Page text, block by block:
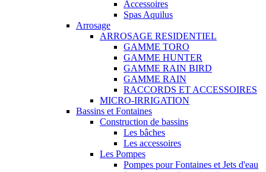
Accessoires
Spas Aquilus
Arrosage
ARROSAGE RESIDENTIEL
GAMME TORO
GAMME HUNTER
GAMME RAIN BIRD
GAMME RAIN
RACCORDS ET ACCESSOIRES
MICRO-IRRIGATION
Bassins et Fontaines
Construction de bassins
Les bâches
Les accessoires
Les Pompes
Pompes pour Fontaines et Jets d'eau